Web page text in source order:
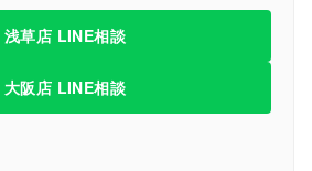
浅草店 LINE相談
大阪店 LINE相談